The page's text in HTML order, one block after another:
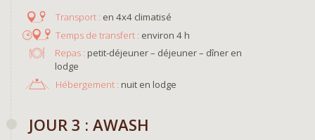
en 4x4 climatisé
environ 4 h
Repas : petit-déjeuner – déjeuner – dîner en
lodge
Hébergement : nuit en lodge
JOUR 3 : AWASH